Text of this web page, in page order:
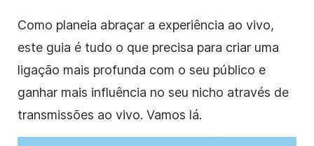
Como planeia abraçar a experiência ao vivo,
este guia é tudo o que precisa para criar uma
ligação mais profunda com o seu público e
ganhar mais influência no seu nicho através de
transmissões ao vivo. Vamos lá.